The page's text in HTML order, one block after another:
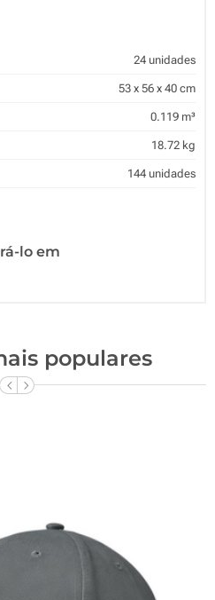
24 unidades
53 x 56 x 40 cm
0.119 m³
18.72 kg
144 unidades
lo em
populares